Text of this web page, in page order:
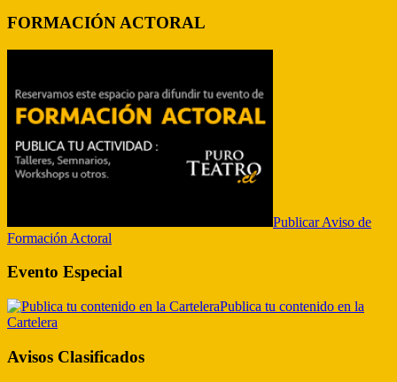
FORMACIÓN ACTORAL
Publicar Aviso de
Formación Actoral
Evento Especial
Publica tu contenido en la
Cartelera
Avisos Clasificados